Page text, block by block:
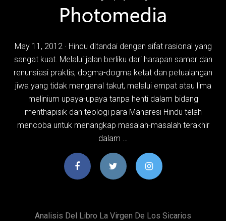
May 11, 2012 · Hindu ditandai dengan sifat rasional yang
sangat kuat. Melalui jalan berliku dari harapan samar dan
renunsiasi praktis, dogma-dogma ketat dan petualangan
jiwa yang tidak mengenal takut, melalui empat atau lima
melinium upaya-upaya tanpa henti dalam bidang
menthapisik dan teologi para Maharesi Hindu telah
mencoba untuk menangkap masalah-masalah terakhir
dalam …
Analisis Del Libro La Virgen De Los Sicarios